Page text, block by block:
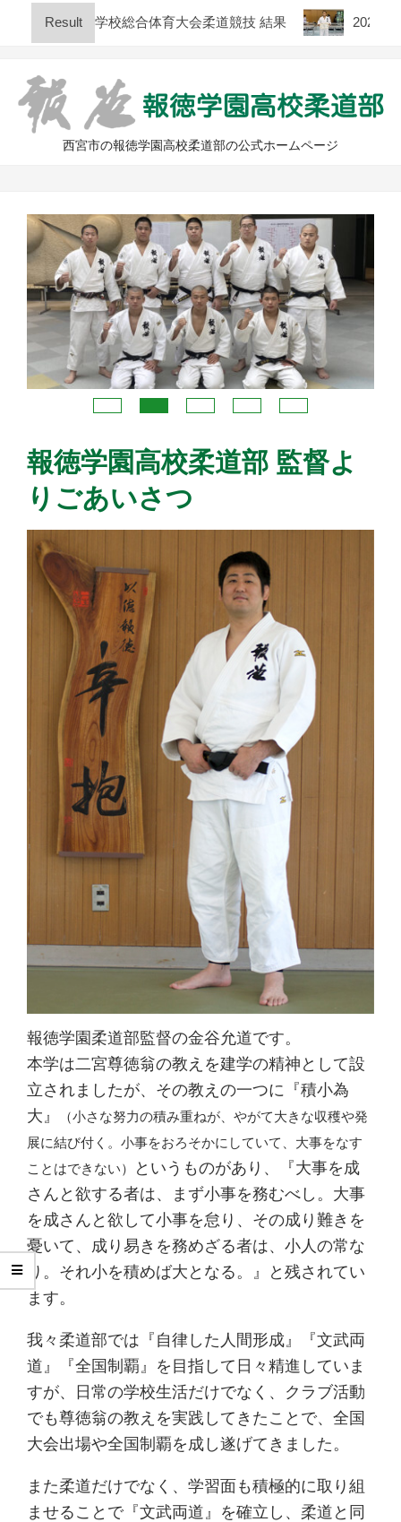
Result
県高等学校総合体育大会柔道競技 結果 2026年度 全
西宮市の報徳学園高校柔道部の公式ホームページ
Menu
報徳学園高校柔道部 監督よ
りごあいさつ
報徳学園柔道部監督の金谷允道です。
本学は二宮尊徳翁の教えを建学の精神として設
立されましたが、その教えの一つに『積小為
大』
（小さな努力の積み重ねが、やがて大きな収穫や発
展に結び付く。小事をおろそかにしていて、大事をなす
ことはできない）
というものがあり、『大事を成
さんと欲する者は、まず小事を務むべし。大事
を成さんと欲して小事を怠り、その成り難きを
憂いて、成り易きを務めざる者は、小人の常な
り。それ小を積めば大となる。』と残されてい
ます。
我々柔道部では『自律した人間形成』『文武両
道』『全国制覇』を目指して日々精進していま
すが、日常の学校生活だけでなく、クラブ活動
でも尊徳翁の教えを実践してきたことで、全国
大会出場や全国制覇を成し遂げてきました。
また柔道だけでなく、学習面も積極的に取り組
ませることで『文武両道』を確立し、柔道と同